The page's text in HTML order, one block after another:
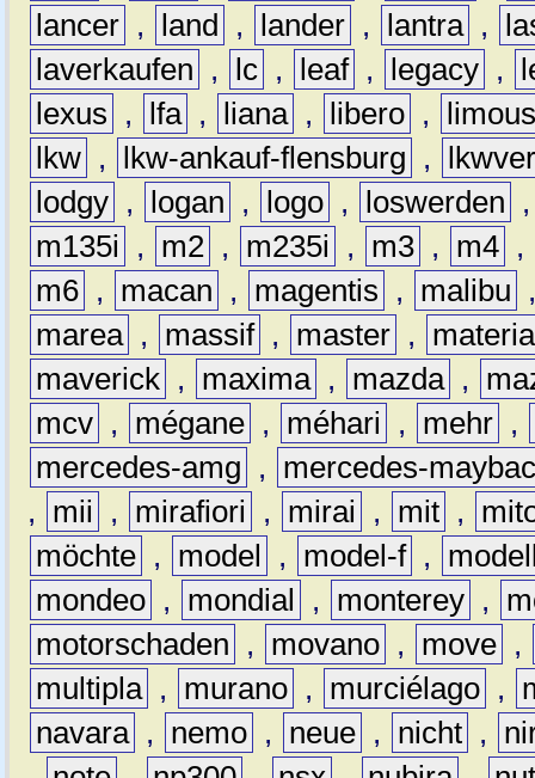
lancer , land , lander , lantra ,
laverkaufen
, lc , leaf , legacy ,
lexus
, lfa , liana , libero ,
lkw , lkw-ankauf-flensburg ,
lodgy , logan , logo , loswerden
m135i
, m2 , m235i , m3 , m4 ,
m6 , macan , magentis , malibu
marea , massif , master ,
materia
maverick , maxima , mazda ,
mcv , mégane , méhari , mehr ,
mercedes-amg
,
mercedes-
,
mii , mirafiori , mirai , mit ,
möchte , model , model-f ,
mondeo , mondial , monterey ,
motorschaden
, movano , move ,
multipla , murano , murciélago ,
navara , nemo , neue , nicht ,